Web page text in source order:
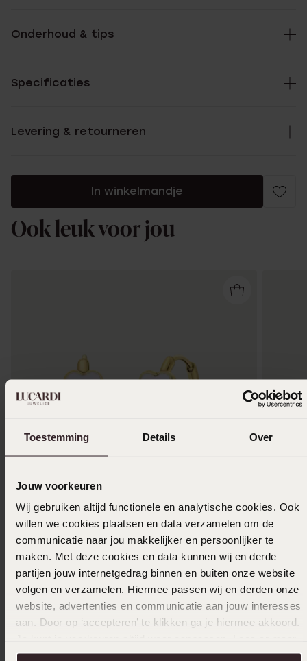
Toestemming Details Over
Jouw voorkeuren
Wij gebruiken altijd functionele en analytische cookies. Ook
willen we cookies plaatsen en data verzamelen om de
communicatie naar jou makkelijker en persoonlijker te
maken. Met deze cookies en data kunnen wij en derde
partijen jouw internetgedrag binnen en buiten onze website
volgen en verzamelen. Hiermee passen wij en derden onze
website, advertenties en communicatie aan jouw interesses
aan. Door op ‘accepteren’ te klikken ga je hiermee akkoord.
over in onscookiebeleid.
Onderhoud & tips
Specificaties
Levering & retourneren
In winkelmandje
Ook leuk voor jou
Stainless steel goldplated oorringen met hart
19
29
Anderen kochten ook